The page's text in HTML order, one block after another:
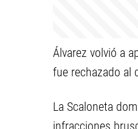
Álvarez volvió a
fue rechazado al
La Scaloneta
infracciones